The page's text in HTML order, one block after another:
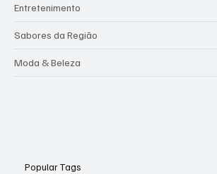
Entretenimento
Sabores da Região
Moda & Beleza
Popular Tags